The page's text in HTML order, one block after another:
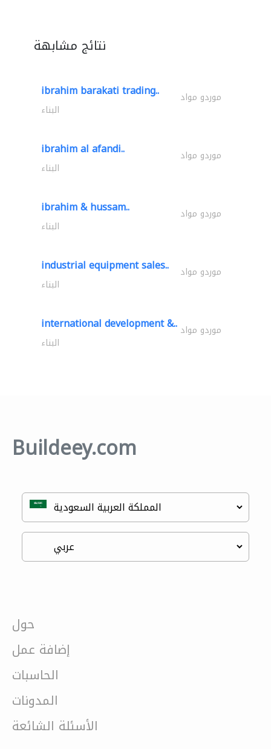
نتائج مشابهة
ibrahim barakati trading.. موردو مواد
البناء
ibrahim al afandi.. موردو مواد
البناء
ibrahim & hussam.. موردو مواد
البناء
industrial equipment sales.. موردو مواد
البناء
international development &.. موردو مواد
البناء
Buildeey.com
حول
إضافة عمل
الحاسبات
المدونات
الأسئلة الشائعة